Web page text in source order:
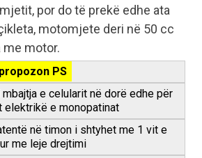
por do të prekë edhe ata
motomjete deri në 50 cc
me motor.
PS
e celularit në dorë edhe për
elektrikë e monopatinat
në timon i shtyhet me 1 vit e
me leje drejtimi